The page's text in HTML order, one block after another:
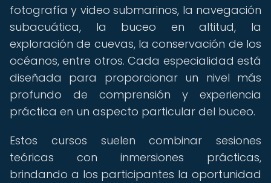
fotografía y video submarinos, la navegación
subacuática, la buceo en altitud, la
exploración de cuevas, la conservación de los
océanos, entre otros. Cada especialidad está
diseñada para proporcionar un nivel más
profundo de comprensión y experiencia
práctica en un aspecto particular del buceo.
Estos cursos suelen combinar sesiones
teóricas con inmersiones prácticas,
brindando a los participantes la oportunidad